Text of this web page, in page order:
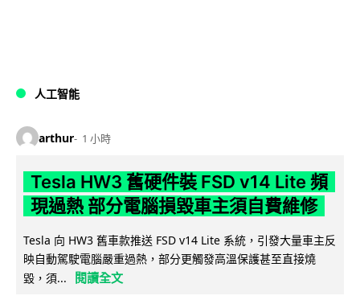
人工智能
arthur 1 小時
Tesla HW3 舊硬件裝 FSD v14 Lite 頻
現過熱 部分電腦損毀車主須自費維修
Tesla 向 HW3 舊車款推送 FSD v14 Lite 系統，引發大量車主反
映自動駕駛電腦嚴重過熱，部分更觸發高溫保護甚至直接燒
毀，須...
閱讀全文